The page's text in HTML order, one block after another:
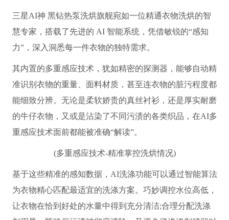
三星AI神 黑钻热泵洗烘旗舰宛如一位精通衣物洗烘的智
慧专家，搭载了先进的 AI 智能系统，凭借敏锐的“感知
力”，深入洞悉每一件衣物的独特需求。
其内置的多重感应技术，犹如精密的探测器，能够自动精
准识别衣物的重量、面料材质，甚至连衣物的脏污程度都
能细致分辨。无论是柔软娇贵的真丝衬衫，还是厚实耐磨
的牛仔衣物，又或是沾染了不同污渍的各类织品，在AI多
重感应技术面前都能被准确“解读”。
(多重感应技术-精准掌控洗烘情况)
基于这些精准的感知数据，AI洗涤功能可以通过智能算法
为衣物精心匹配最适宜的洗涤方案。巧妙调控水位高低，
让衣物在恰到好处的水量中得到充分清洁;合理分配洗涤